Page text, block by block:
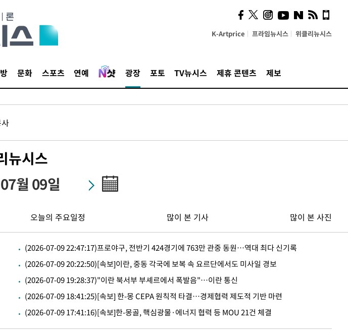
K-Artprice 프라임뉴시스 위클리뉴시스
문화 스포츠 연예 광장 포토 TV뉴시스 제휴 콘텐츠 제보
뉴시스
월 09일
오늘의 주요일정 많이 본 기사 많이 본 사진
(2026-07-09 22:47:17)프로야구, 전반기 424경기에 763만 관중 동원…역대 최다 신기록
(2026-07-09 20:22:50)[속보]이란, 중동 각국에 보복 속 요르단에서도 미사일 경보
(2026-07-09 19:28:37)"이란 북서부 부셰르에서 폭발음"…이란 통신
(2026-07-09 18:41:25)[속보] 한-몽 CEPA 원칙적 타결…경제협력 제도적 기반 마련
(2026-07-09 17:41:16)[속보]한-몽골, 핵심광물·에너지 협력 등 MOU 21건 체결